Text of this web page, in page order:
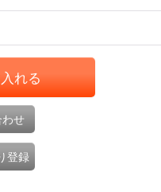
れる
せ
登録